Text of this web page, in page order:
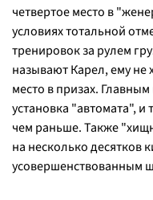
четвертое место в
условиях тотальной
тренировок за рулем
называют Карел, ему не
место в призах.
установка "автомата",
чем раньше. Также
на несколько десятков
усовершенствованным